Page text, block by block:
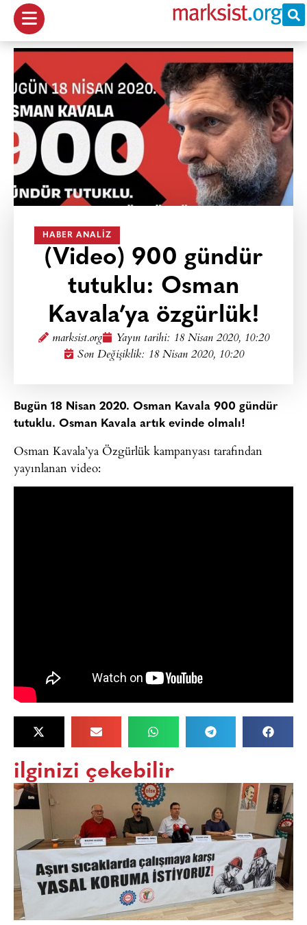
HABER ANALIZ
(Video) 900 gündür
tutuklu: Osman
Kavala’ya özgürlük!
marksist.org Yayın tarihi: 18 Nisan 2020, 10:20
Son Değişiklik: 18 Nisan 2020, 10:20
Bugün 18 Nisan 2020. Osman Kavala 900 gündür
tutuklu. Osman Kavala artık evinde olmalı!
Osman Kavala’ya Özgürlük kampanyası tarafından
yayınlanan video:
ilginizi çekebilir